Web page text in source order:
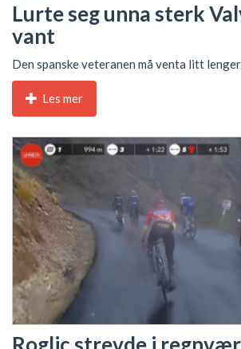
Lurte seg unna sterk
vant
Den spanske veteranen må venta litt
Les mer